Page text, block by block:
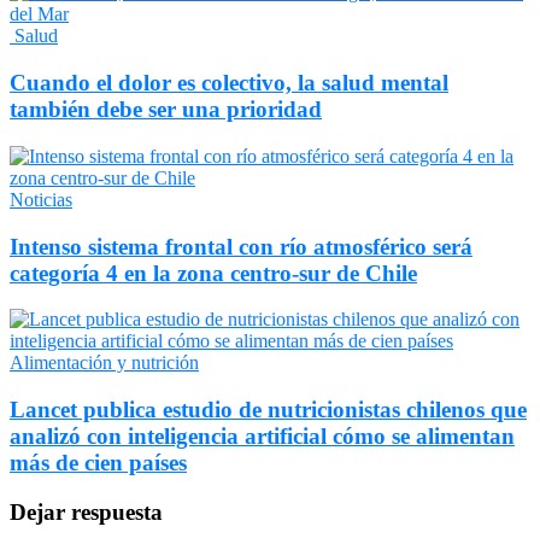
Salud
Cuando el dolor es colectivo, la salud mental
también debe ser una prioridad
Noticias
Intenso sistema frontal con río atmosférico será
categoría 4 en la zona centro-sur de Chile
Alimentación y nutrición
Lancet publica estudio de nutricionistas chilenos que
analizó con inteligencia artificial cómo se alimentan
más de cien países
Dejar respuesta